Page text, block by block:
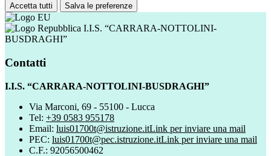
Accetta tutti Salva le preferenze
I.I.S. “CARRARA-NOTTOLINI-
BUSDRAGHI”
Contatti
I.I.S. “CARRARA-NOTTOLINI-BUSDRAGHI”
Via Marconi, 69 - 55100 - Lucca
Tel: +39 0583 955178
Email: luis01700t@istruzione.itLink per inviare una mail
PEC: luis01700t@pec.istruzione.itLink per inviare una mail
C.F.: 92056500462